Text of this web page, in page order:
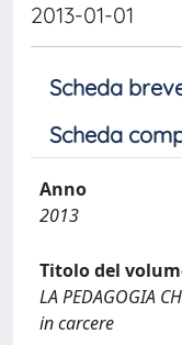
2013-01-01
Scheda
Scheda
Anno
2013
Titolo del
LA PEDAGOGIA
in carcere